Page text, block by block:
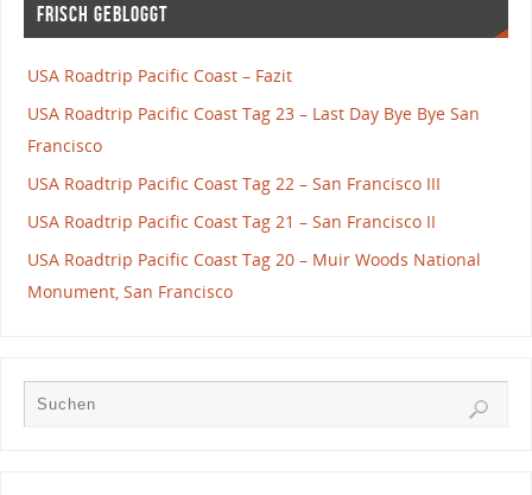
Frisch gebloggt
USA Roadtrip Pacific Coast – Fazit
USA Roadtrip Pacific Coast Tag 23 – Last Day Bye Bye San
Francisco
USA Roadtrip Pacific Coast Tag 22 – San Francisco III
USA Roadtrip Pacific Coast Tag 21 – San Francisco II
USA Roadtrip Pacific Coast Tag 20 – Muir Woods National
Monument, San Francisco